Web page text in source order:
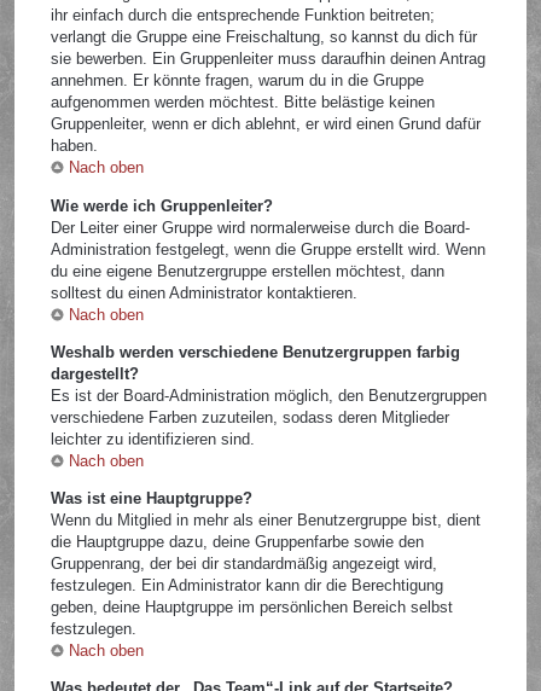
ihr einfach durch die entsprechende Funktion beitreten;
verlangt die Gruppe eine Freischaltung, so kannst du dich für
sie bewerben. Ein Gruppenleiter muss daraufhin deinen Antrag
annehmen. Er könnte fragen, warum du in die Gruppe
aufgenommen werden möchtest. Bitte belästige keinen
Gruppenleiter, wenn er dich ablehnt, er wird einen Grund dafür
haben.
Nach oben
Wie werde ich Gruppenleiter?
Der Leiter einer Gruppe wird normalerweise durch die Board-
Administration festgelegt, wenn die Gruppe erstellt wird. Wenn
du eine eigene Benutzergruppe erstellen möchtest, dann
solltest du einen Administrator kontaktieren.
Nach oben
Weshalb werden verschiedene Benutzergruppen farbig
dargestellt?
Es ist der Board-Administration möglich, den Benutzergruppen
verschiedene Farben zuzuteilen, sodass deren Mitglieder
leichter zu identifizieren sind.
Nach oben
Was ist eine Hauptgruppe?
Wenn du Mitglied in mehr als einer Benutzergruppe bist, dient
die Hauptgruppe dazu, deine Gruppenfarbe sowie den
Gruppenrang, der bei dir standardmäßig angezeigt wird,
festzulegen. Ein Administrator kann dir die Berechtigung
geben, deine Hauptgruppe im persönlichen Bereich selbst
festzulegen.
Nach oben